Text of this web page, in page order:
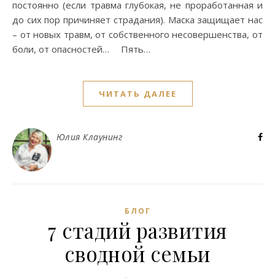
постоянно (если травма глубокая, не проработанная и
до сих пор причиняет страдания). Маска защищает нас
– от новых травм, от собственного несовершенства, от
боли, от опасностей… ⠀ Пять…
ЧИТАТЬ ДАЛЕЕ
Юлия Клаунинг
БЛОГ
7 стадий развития
сводной семьи